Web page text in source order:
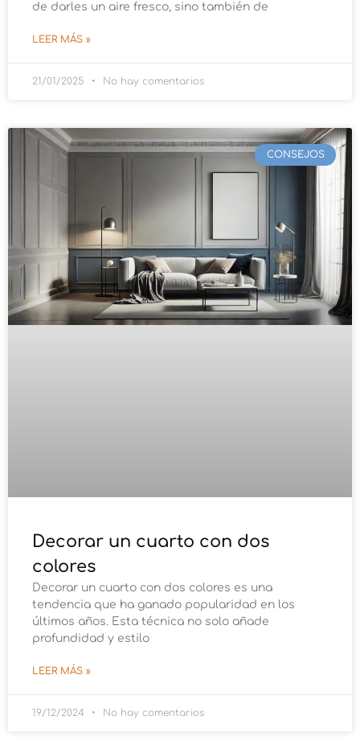
de darles un aire fresco, sino también de
LEER MÁS »
21/01/2025 No hay comentarios
CONSEJOS
Decorar un cuarto con dos
colores
Decorar un cuarto con dos colores es una
tendencia que ha ganado popularidad en los
últimos años. Esta técnica no solo añade
profundidad y estilo
LEER MÁS »
19/12/2024 No hay comentarios